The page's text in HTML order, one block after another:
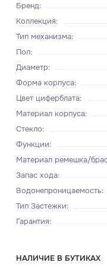
Бренд:
Коллекция:
Тип механизма:
Пол:
Диаметр:
Форма корпуса:
Цвет циферблата:
Материал корпуса:
Стекло:
Функции:
Материал ремешка/
Запас хода:
Водонепроницаемость:
Тип Застежки:
Гарантия:
НАЛИЧИЕ В БУТИКАХ